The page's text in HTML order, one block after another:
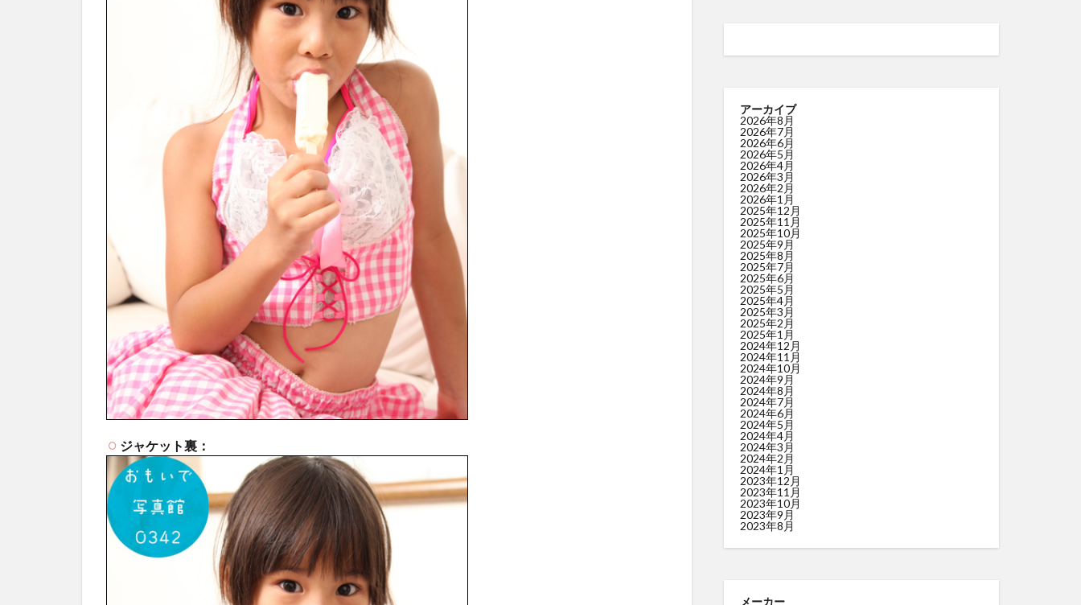
ジャケット裏：
アーカイブ
2026年8月
2026年7月
2026年6月
2026年5月
2026年4月
2026年3月
2026年2月
2026年1月
2025年12月
2025年11月
2025年10月
2025年9月
2025年8月
2025年7月
2025年6月
2025年5月
2025年4月
2025年3月
2025年2月
2025年1月
2024年12月
2024年11月
2024年10月
2024年9月
2024年8月
2024年7月
2024年6月
2024年5月
2024年4月
2024年3月
2024年2月
2024年1月
2023年12月
2023年11月
2023年10月
2023年9月
2023年8月
メーカー